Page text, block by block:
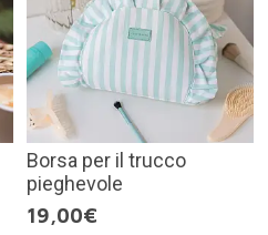
Borsa per il trucco
pieghevole
19,00€